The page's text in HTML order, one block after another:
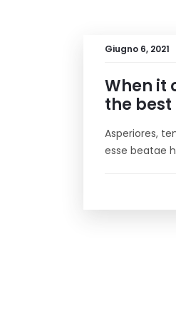
Giugno 6, 2021
When it
the best
Asperiores,
esse beatae